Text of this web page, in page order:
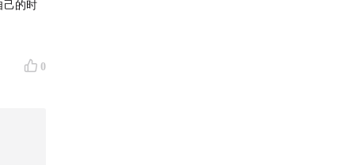
二人
贝儿
己的时
0